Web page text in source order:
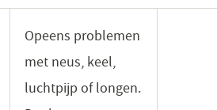
Opeens problemen
met neus, keel,
luchtpijp of longen.